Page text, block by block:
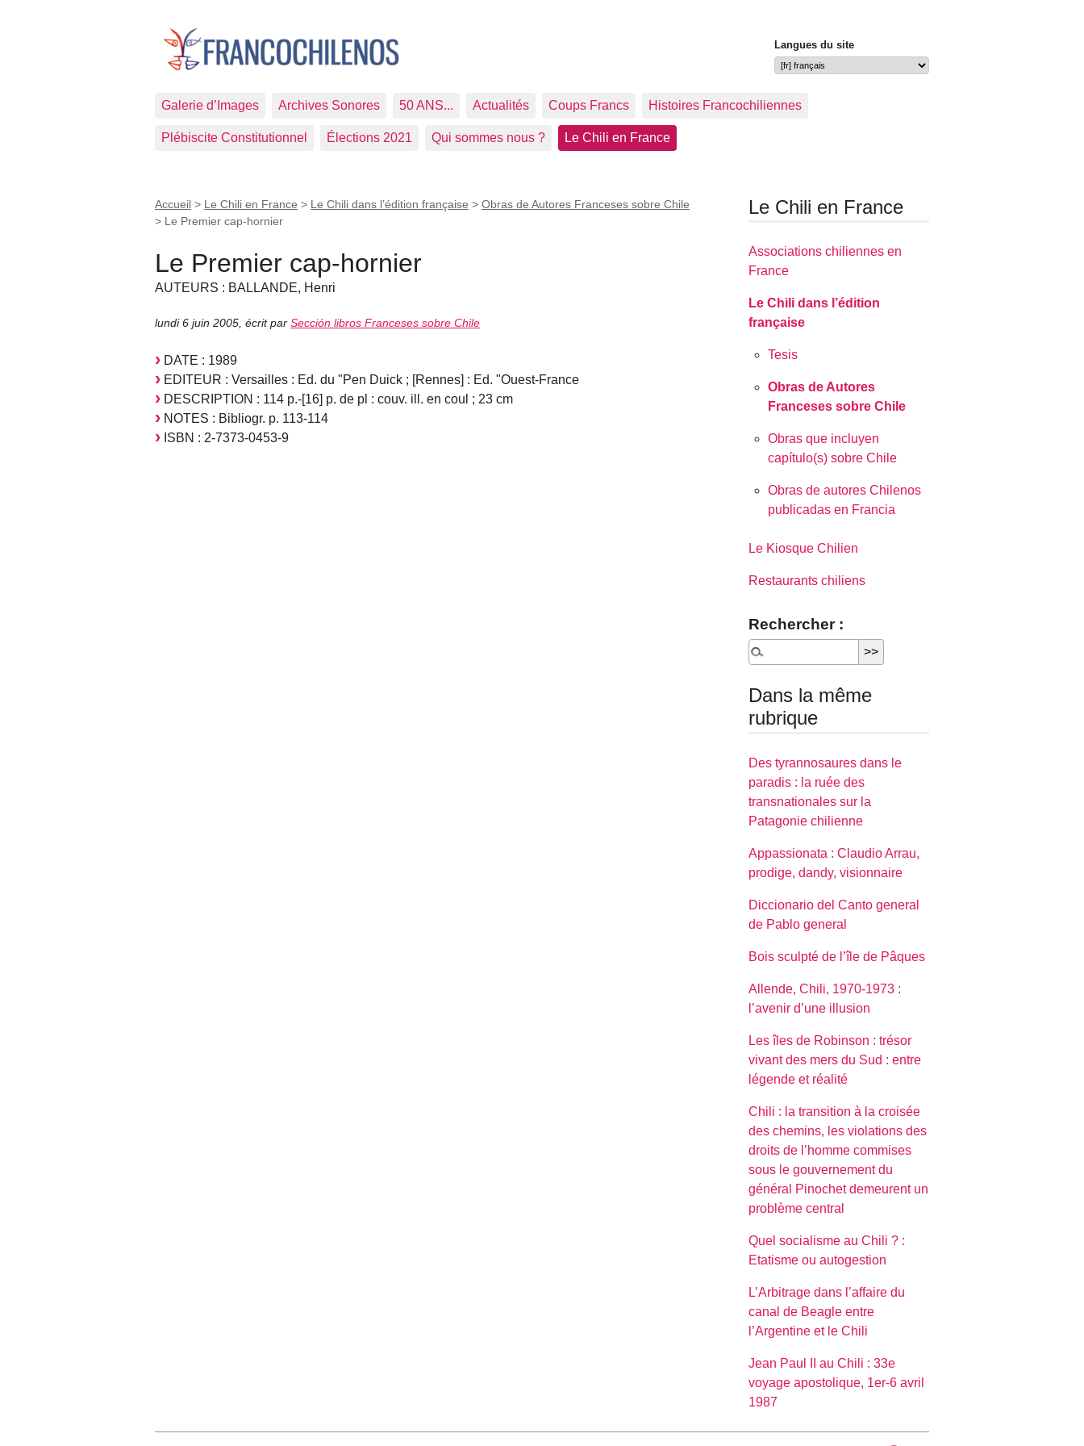
Langues du site
Galerie d’Images Archives Sonores 50 ANS... Actualités Coups Francs Histoires Francochiliennes
Plébiscite Constitutionnel Élections 2021 Qui sommes nous ? Le Chili en France
Accueil > Le Chili en France > Le Chili dans l’édition française > Obras de Autores Franceses sobre Chile
> Le Premier cap-hornier
Le Premier cap-hornier
AUTEURS : BALLANDE, Henri
lundi 6 juin 2005 écrit par Sección libros Franceses sobre Chile
DATE : 1989
EDITEUR : Versailles : Ed. du "Pen Duick ; [Rennes] : Ed. "Ouest-France
DESCRIPTION : 114 p.-[16] p. de pl : couv. ill. en coul ; 23 cm
NOTES : Bibliogr. p. 113-114
ISBN : 2-7373-0453-9
Le Chili en France
Associations chiliennes en
France
Le Chili dans l’édition
française
Tesis
Obras de Autores
Franceses sobre Chile
Obras que incluyen
capítulo(s) sobre Chile
Obras de autores Chilenos
publicadas en Francia
Le Kiosque Chilien
Restaurants chiliens
Rechercher :
Dans la même
rubrique
Des tyrannosaures dans le
paradis : la ruée des
transnationales sur la
Patagonie chilienne
Appassionata : Claudio Arrau,
prodige, dandy, visionnaire
Diccionario del Canto general
de Pablo general
Bois sculpté de l’île de Pâques
Allende, Chili, 1970-1973 :
l’avenir d’une illusion
Les îles de Robinson : trésor
vivant des mers du Sud : entre
légende et réalité
Chili : la transition à la croisée
des chemins, les violations des
droits de l’homme commises
sous le gouvernement du
général Pinochet demeurent un
problème central
Quel socialisme au Chili ? :
Etatisme ou autogestion
L’Arbitrage dans l’affaire du
canal de Beagle entre
l’Argentine et le Chili
Jean Paul II au Chili : 33e
voyage apostolique, 1er-6 avril
1987